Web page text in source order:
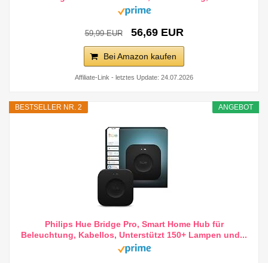
59,99 EUR 56,69 EUR
Bei Amazon kaufen
Affiliate-Link - letztes Update: 24.07.2026
ANGEBOT
BESTSELLER NR. 2
Philips Hue Bridge Pro, Smart Home Hub für
Beleuchtung, Kabellos, Unterstützt 150+ Lampen und...